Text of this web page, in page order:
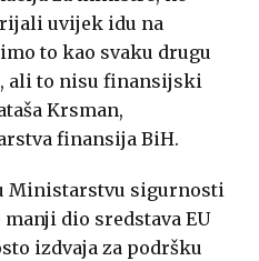
uvijek idu na
to kao svaku drugu
ali to nisu finansijski
Krsman,
finansija BiH.
Ministarstvu sigurnosti
manji dio sredstava EU
izdvaja za podršku